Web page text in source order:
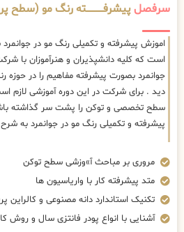
سرفصلپیشرفــــــــــــته رنگ مو (سطح
اموزش پیشرفته و تکمیلی رنگ مو در
است که کلیه دانشپذیران و هنرآموزان با
جوانمرد بصورت پیشرفته مفاهیم را در
دید . برای شرکت در این دوره آموزشی لازم
سطح تخصصی و توکن را پشت سر گذاشته
پیشرفته و تکمیلی رنگ مو در جوانمرد به
مروری بر مباحث آ»وزشی سطح توکن
متد پیشرفته کار با واریاسیون ها
تکنیک استاندارد دانه مصنوعی و کالراین
آشنایی با انواع پودر فانتزی سال و روش کار